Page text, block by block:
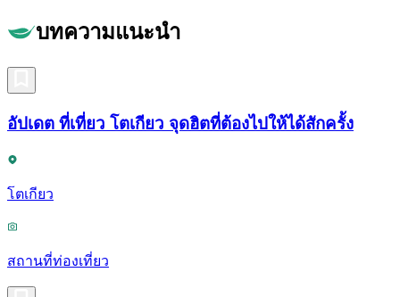
บทความแนะนำ
อัปเดต ที่เที่ยว โตเกียว จุดฮิตที่ต้องไปให้ได้สักครั้ง
โตเกียว
สถานที่ท่องเที่ยว